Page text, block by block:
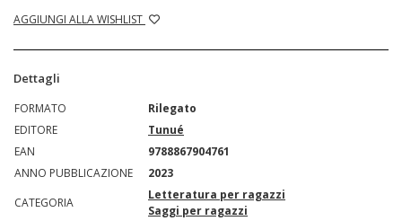
AGGIUNGI ALLA WISHLIST
Dettagli
FORMATO
Rilegato
EDITORE
Tunué
EAN
9788867904761
ANNO PUBBLICAZIONE
2023
CATEGORIA
Letteratura per ragazzi
Saggi per ragazzi